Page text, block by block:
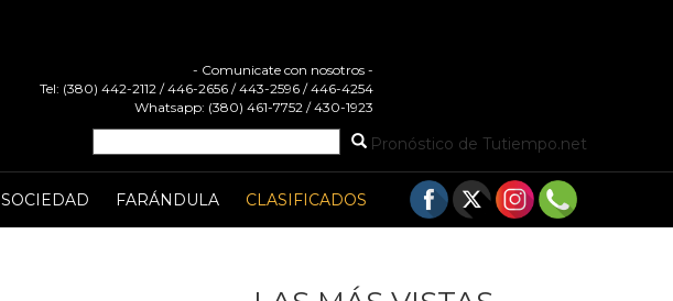
- Comunicate con nosotros -
Tel: (380) 442-2112 / 446-2656 / 443-2596 / 446-4254
Whatsapp: (380) 461-7752 / 430-1923
Pronóstico de Tutiempo.net
SOCIEDAD FARÁNDULA CLASIFICADOS